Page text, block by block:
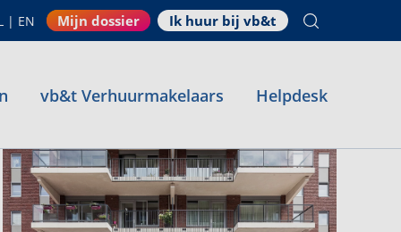
| EN Mijn dossier Ik huur bij vb&t
vb&t Verhuurmakelaars Helpdesk